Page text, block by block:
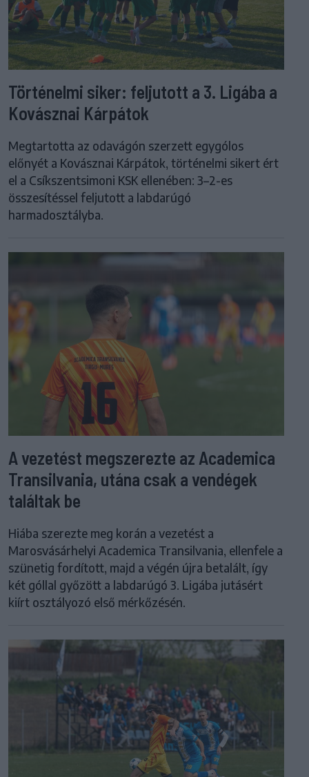
Történelmi siker: feljutott a 3. Ligába a
Kovásznai Kárpátok
Megtartotta az odavágón szerzett egygólos
előnyét a Kovásznai Kárpátok, történelmi sikert ért
el a Csíkszentsimoni KSK ellenében: 3–2-es
összesítéssel feljutott a labdarúgó
harmadosztályba.
A vezetést megszerezte az Academica
Transilvania, utána csak a vendégek
találtak be
Hiába szerezte meg korán a vezetést a
Marosvásárhelyi Academica Transilvania, ellenfele a
szünetig fordított, majd a végén újra betalált, így
két góllal győzött a labdarúgó 3. Ligába jutásért
kiírt osztályozó első mérkőzésén.